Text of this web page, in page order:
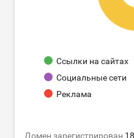
Ссылки на сайтах
Социальные сети
Реклама
Домен зарегистрирован